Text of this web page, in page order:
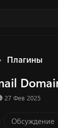
Плагины
Д
27 Фев 2025
Обсуждение